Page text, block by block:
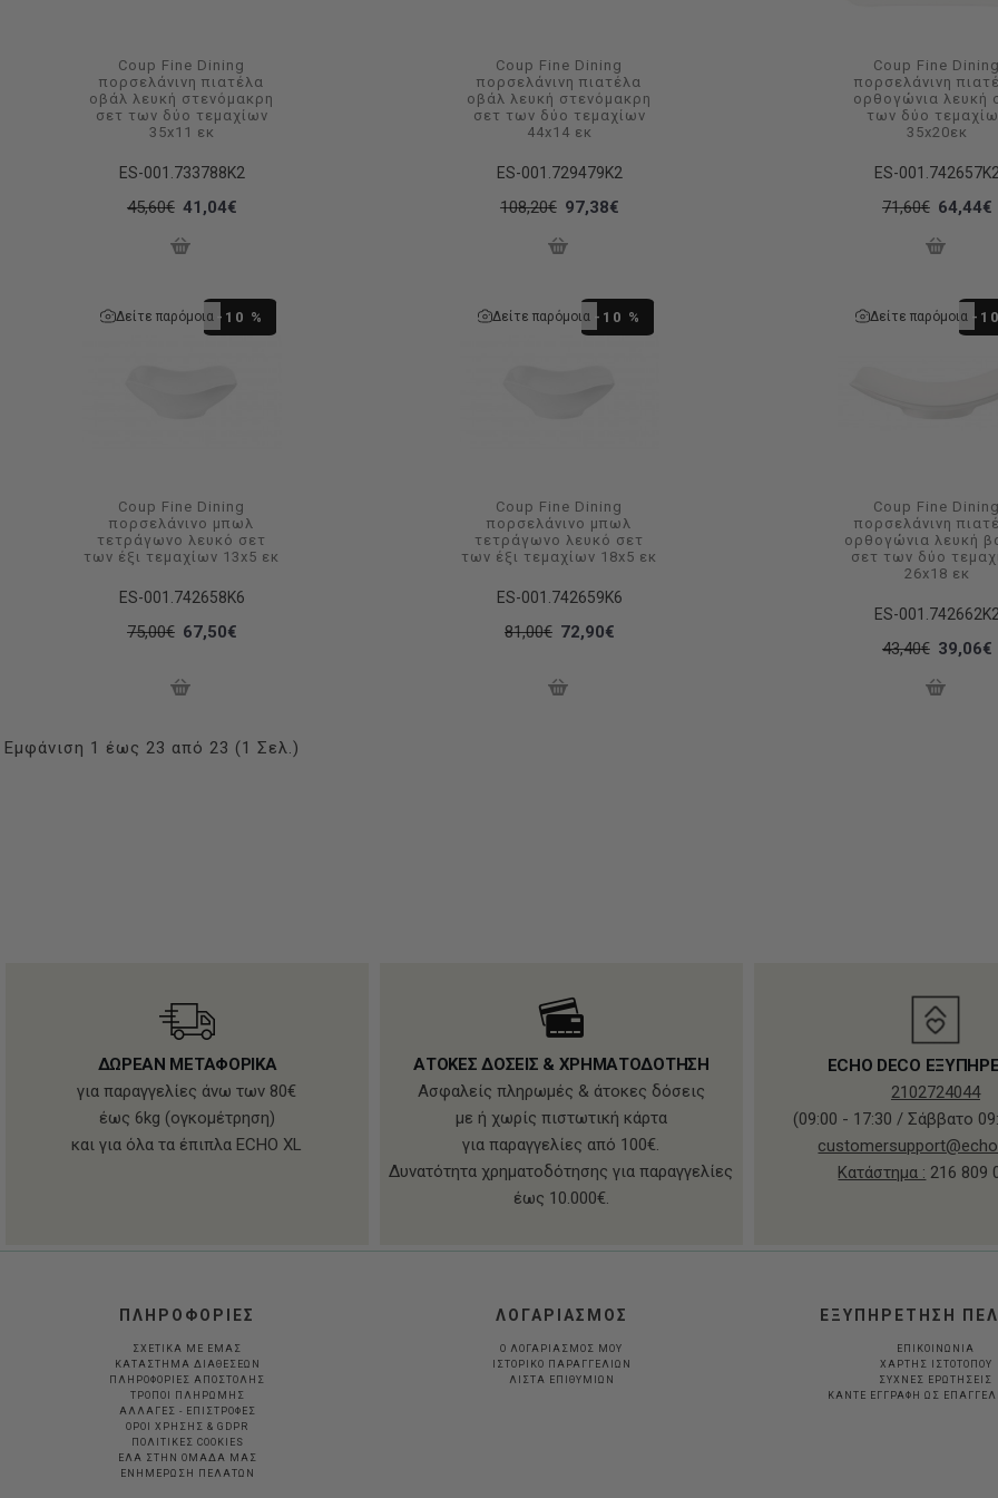
ES-001.733788K2
Coup Fine Dining
πορσελάνινη πιατέλα
οβάλ λευκή στενόμακρη
σετ των δύο τεμαχίων
35x11 εκ
45,60€ 41,04€
ES-001.729479K2
Coup Fine Dining
πορσελάνινη πιατέλα
οβάλ λευκή στενόμακρη
σετ των δύο τεμαχίων
44x14 εκ
108,20€ 97,38€
ES-001.742657K2
Coup Fine Dining
πορσελάνινη
ορθογώνια λευκή
των δύο
35x20εκ
71,60€ 64,44€
-10 %
Δείτε παρόμοια
ES-001.742658K6
Coup Fine Dining
πορσελάνινο μπωλ
τετράγωνο λευκό σετ
των έξι τεμαχίων 13x5 εκ
75,00€ 67,50€
-10 %
Δείτε παρόμοια
ES-001.742659K6
Coup Fine Dining
πορσελάνινο μπωλ
τετράγωνο λευκό σετ
των έξι τεμαχίων 18x5 εκ
81,00€ 72,90€
-
Δείτε παρόμοια
ES-001.742662K2
Coup Fine Dining
πορσελάνινη
ορθογώνια λευκή
σετ των δύο
26x18 εκ
43,40€ 39,06€
Εμφάνιση 1 έως 23 από 23 (1 Σελ.)
ΔΩΡΕΑΝ ΜΕΤΑΦΟΡΙΚΑ
για παραγγελίες άνω των 80€
έως 6kg (ογκομέτρηση)
και για όλα τα έπιπλα ECHO XL
ΑΤΟΚΕΣ ΔΟΣΕΙΣ & ΧΡΗΜΑΤΟΔΟΤΗΣΗ
Ασφαλείς πληρωμές & άτοκες δόσεις
με ή χωρίς πιστωτική κάρτα
για παραγγελίες από 100€.
Δυνατότητα χρηματοδότησης για παραγγελίες
έως 10.000€.
ECHO DECO
2102724044
(09:00 - 17:30 / Σάββατο
Κατάστημα : 216 809
ΠΛΗΡΟΦΟΡΙΕΣ
ΣΧΕΤΙΚΑ ΜΕ ΕΜΑΣ
ΚΑΤΑΣΤΗΜΑ ΔΙΑΘΕΣΕΩΝ
ΠΛΗΡΟΦΟΡΙΕΣ ΑΠΟΣΤΟΛΗΣ
ΤΡΟΠΟΙ ΠΛΗΡΩΜΗΣ
ΑΛΛΑΓΕΣ - ΕΠΙΣΤΡΟΦΕΣ
ΟΡΟΙ ΧΡΗΣΗΣ & GDPR
ΠΟΛΙΤΙΚΕΣ COOKIES
ΕΛΑ ΣΤΗΝ ΟΜΑΔΑ ΜΑΣ
ΕΝΗΜΕΡΩΣΗ ΠΕΛΑΤΩΝ
ΛΟΓΑΡΙΑΣΜΟΣ
Ο ΛΟΓΑΡΙΑΣΜΟΣ ΜΟΥ
ΙΣΤΟΡΙΚΟ ΠΑΡΑΓΓΕΛΙΩΝ
ΛΙΣΤΑ ΕΠΙΘΥΜΙΩΝ
ΕΞΥΠΗΡΕΤΗΣΗ
ΕΠΙΚΟΙΝΩΝΙΑ
ΧΑΡΤΗΣ ΙΣΤΟΤΟΠΟΥ
ΣΥΧΝΕΣ ΕΡΩΤΗΣΕΙΣ
ΚΆΝΤΕ ΕΓΓΡΑΦΉ ΩΣ